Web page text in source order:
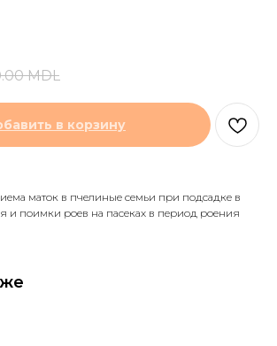
MDL
в корзину
маток в пчелиные семьи при подсадке в
и поимки роев на пасеках в период роения